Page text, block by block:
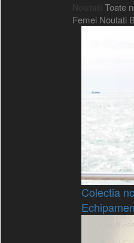
Toate
Femei Noutati
Colectia